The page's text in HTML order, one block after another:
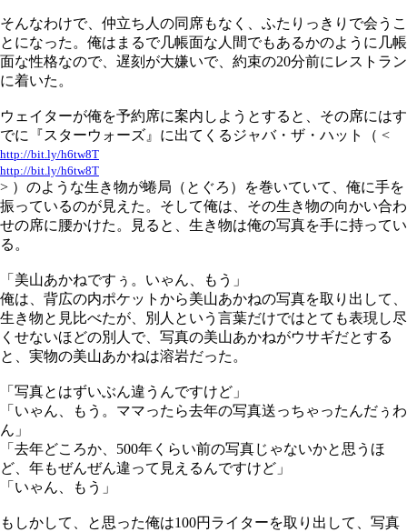
そんなわけで、仲立ち人の同席もなく、ふたりっきりで会うこ
とになった。俺はまるで几帳面な人間でもあるかのように几帳
面な性格なので、遅刻が大嫌いで、約束の20分前にレストラン
に着いた。
ウェイターが俺を予約席に案内しようとすると、その席にはす
でに『スターウォーズ』に出てくるジャバ・ザ・ハット（ <
http://bit.ly/h6tw8T
http://bit.ly/h6tw8T
> ）のような生き物が蜷局（とぐろ）を巻いていて、俺に手を
振っているのが見えた。そして俺は、その生き物の向かい合わ
せの席に腰かけた。見ると、生き物は俺の写真を手に持ってい
る。
「美山あかねですぅ。いゃん、もう」
俺は、背広の内ポケットから美山あかねの写真を取り出して、
生き物と見比べたが、別人という言葉だけではとても表現し尽
くせないほどの別人で、写真の美山あかねがウサギだとする
と、実物の美山あかねは溶岩だった。
「写真とはずいぶん違うんですけど」
「いゃん、もう。ママったら去年の写真送っちゃったんだぅわ
ん」
「去年どころか、500年くらい前の写真じゃないかと思うほ
ど、年もぜんぜん違って見えるんですけど」
「いゃん、もう」
もしかして、と思った俺は100円ライターを取り出して、写真